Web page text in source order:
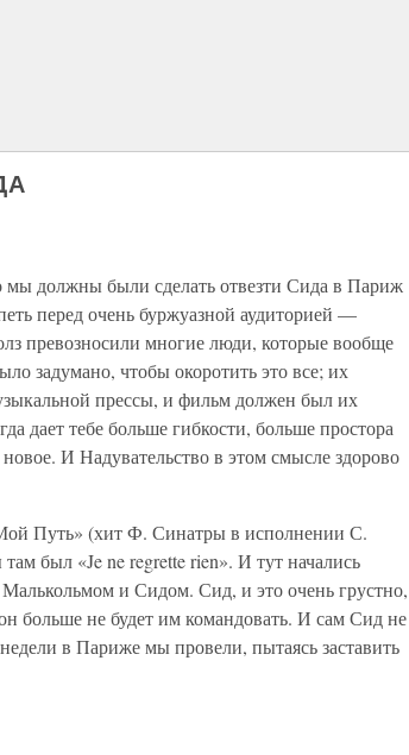
мы должны были сделать отвезти Сида в Париж
перед очень буржуазной аудиторией —
превозносили многие люди, которые вообще
задумано, чтобы окоротить это все; их
прессы, и фильм должен был их
дает тебе больше гибкости, больше простора
И Надувательство в этом смысле здорово
Путь» (хит Ф. Синатры в исполнении С.
был «Je ne regrette rien». И тут начались
и Сидом. Сид, и это очень грустно,
больше не будет им командовать. И сам Сид не
в Париже мы провели, пытаясь заставить